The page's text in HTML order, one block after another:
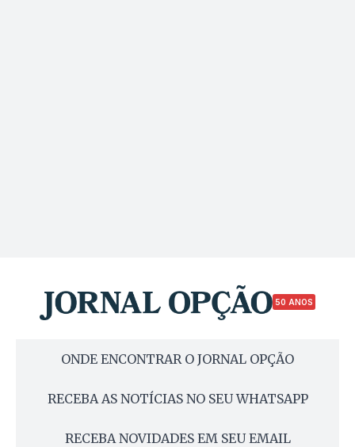
50 ANOS
ONDE ENCONTRAR O JORNAL OPÇÃO
RECEBA AS NOTÍCIAS NO SEU WHATSAPP
RECEBA NOVIDADES EM SEU EMAIL